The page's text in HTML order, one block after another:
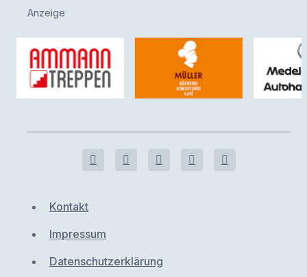
Anzeige
Kontakt
Impressum
Datenschutzerklärung